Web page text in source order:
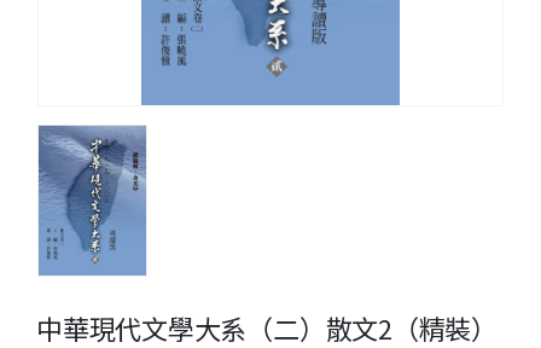
中華現代文學大系（二）散文2（精裝）